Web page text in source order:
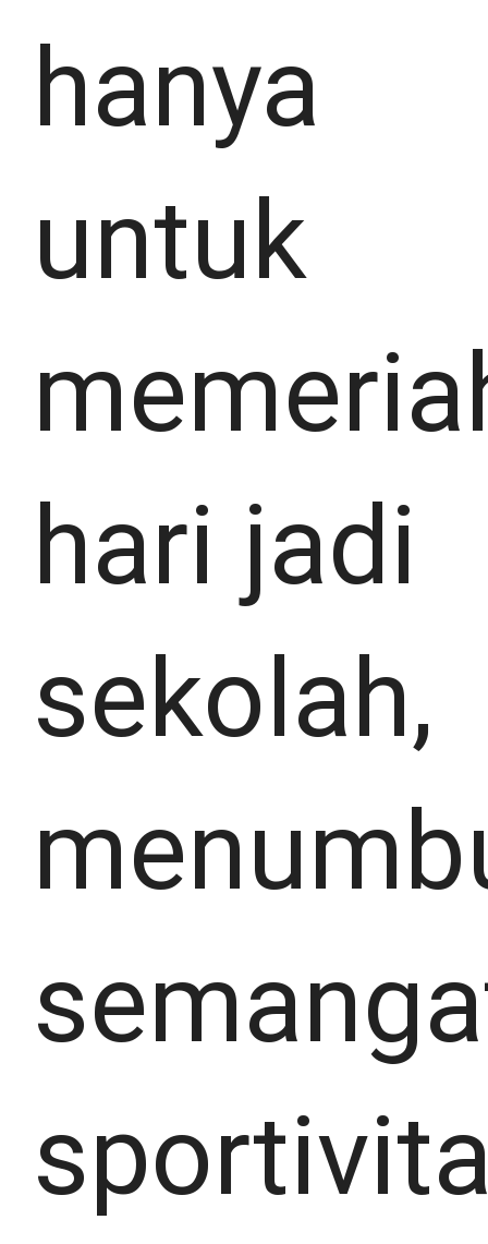
hanya
untuk
hari jadi
sekolah,